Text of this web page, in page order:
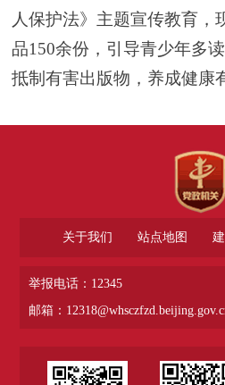
人保护法》主题宣传教育，
品150余份，引导青少年多
抵制有害出版物，养成健康
关于我们 站点地图
举报电话：12345
邮箱：